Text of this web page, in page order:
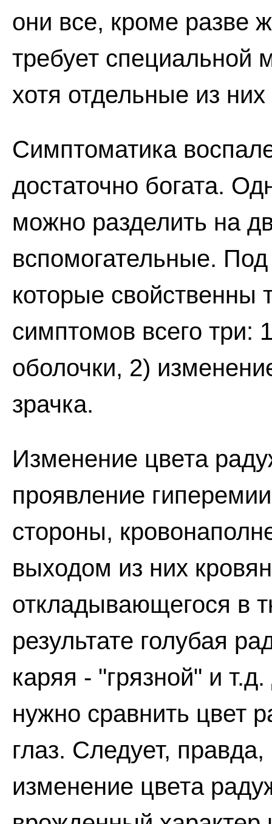
они все, кроме разве
требует специальной
хотя отдельные из
Симптоматика
достаточно богата.
можно разделить на
вспомогательные.
которые свойственны
симптомов всего три:
оболочки, 2)
зрачка.
Изменение цвета
проявление
стороны,
выходом из них
откладывающегося в
результате голубая
каряя - "грязной" и
нужно сравнить цвет
глаз. Следует,
изменение цвета